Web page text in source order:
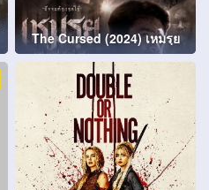
The Cursed (2024) เหมรฺย